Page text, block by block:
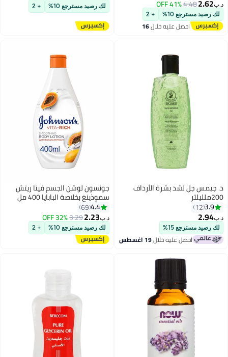
د.ب‏2.62
4.48
41% OFF
لك رصيد مسترجع 10% + 2
احصل عليه خلال16
لك رصيد مسترجع 10% + 2
د. جيمس جل لشد بشرة الأرداف
200ملليلتر
3.9
12
د.ب‏2.94
لك رصيد مسترجع 15%
احصل عليه خلال19 اغسطس
جونسون لوشن الجسم فيتا ريتش
سموذينغ بخلاصة البابايا 400 مل
4.4
69
د.ب‏2.23
3.29
32% OFF
لك رصيد مسترجع 10% + 2